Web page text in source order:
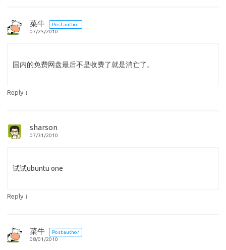
菜牛
Post author
07/25/2010
国内的免费网盘最后不是收费了就是消亡了。
Reply ↓
sharson
07/31/2010
试试ubuntu one
Reply ↓
菜牛
Post author
08/01/2010